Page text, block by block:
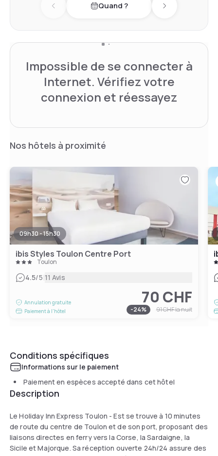
Previous dayQuand ? Next day
Impossible de se connecter à
Internet. Vérifiez votre
connexion et réessayez
Nos hôtels à proximité
09h30 - 15h30
ibis Styles Toulon Centre Port
Toulon
4.5/5|11 Avis
Annulation gratuite
Paiement à l'hôtel
70 CHF
-24% 91 CHFla nuit
Conditions spécifiques
Informations sur le paiement
Paiement en espèces accepté dans cet hôtel
Description
Le Holiday Inn Express Toulon - Est se trouve à 10 minutes
de route du centre de Toulon et de son port, proposant des
liaisons directes en ferry vers la Corse, la Sardaigne, la
Sicile et Majorque. Sa réception ouverte 24h/24 assure des